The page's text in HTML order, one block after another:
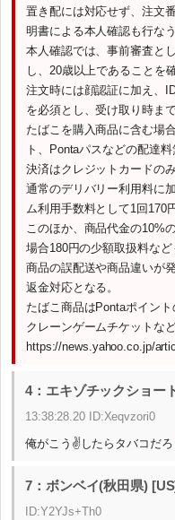
置き配には対応せず、注文
明書による本人確認も行なう
本人確認では、事前審査と
し、20歳以上であることを
注文時には顔認証に加え、
を必須とし、受け取り時ま
たばこを購入商品に含む場
ト、Pontaパスなどの配達
決済はクレジットカードの
通常のデリバリー利用料に
ム利用手数料として1回170
このほか、商品代金の10%
場合180円の少額取扱料など
商品の誤配送や商品違いが
返金対応となる。
たばこ商品はPontaポイン
クレーンゲームチケットな
https://news.yahoo.co.jp/
4：エキゾチックショー
13:38:28.20 ID:Xeqvzori0
俺がこう✌したらタバコだろ
7：ボンベイ(秋田県)
ID:Y2YJs+Th0